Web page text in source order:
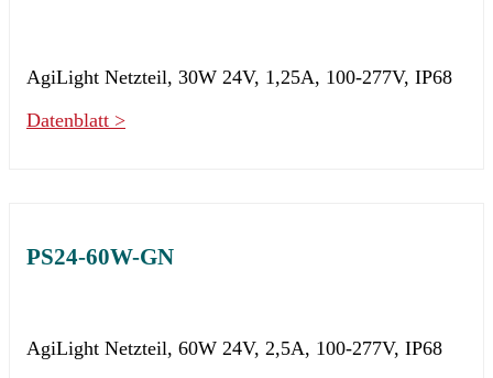
AgiLight Netzteil, 30W 24V, 1,25A, 100-277V, IP68
Datenblatt >
PS24-60W-GN
AgiLight Netzteil, 60W 24V, 2,5A, 100-277V, IP68